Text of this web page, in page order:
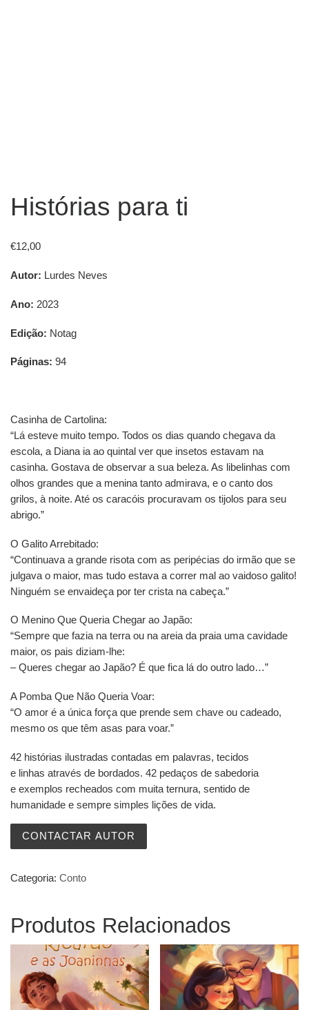
Histórias para ti
€12,00
Autor: Lurdes Neves
Ano: 2023
Edição: Notag
Páginas: 94
Casinha de Cartolina:
“Lá esteve muito tempo. Todos os dias quando chegava da
escola, a Diana ia ao quintal ver que insetos estavam na
casinha. Gostava de observar a sua beleza. As libelinhas com
olhos grandes que a menina tanto admirava, e o canto dos
grilos, à noite. Até os caracóis procuravam os tijolos para seu
abrigo.”
O Galito Arrebitado:
“Continuava a grande risota com as peripécias do irmão que se
julgava o maior, mas tudo estava a correr mal ao vaidoso galito!
Ninguém se envaideça por ter crista na cabeça.”
O Menino Que Queria Chegar ao Japão:
“Sempre que fazia na terra ou na areia da praia uma cavidade
maior, os pais diziam-lhe:
– Queres chegar ao Japão? É que fica lá do outro lado…”
A Pomba Que Não Queria Voar:
“O amor é a única força que prende sem chave ou cadeado,
mesmo os que têm asas para voar.”
42 histórias ilustradas contadas em palavras, tecidos
e linhas através de bordados. 42 pedaços de sabedoria
e exemplos recheados com muita ternura, sentido de
humanidade e sempre simples lições de vida.
CONTACTAR AUTOR
Categoria: Conto
Produtos Relacionados